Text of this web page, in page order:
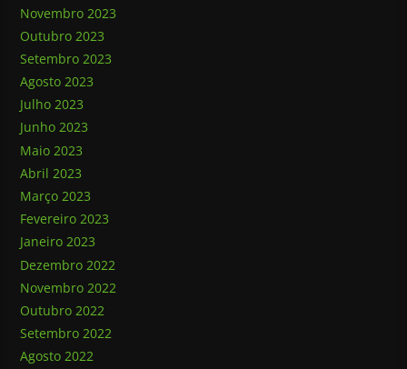
Novembro 2023
Outubro 2023
Setembro 2023
Agosto 2023
Julho 2023
Junho 2023
Maio 2023
Abril 2023
Março 2023
Fevereiro 2023
Janeiro 2023
Dezembro 2022
Novembro 2022
Outubro 2022
Setembro 2022
Agosto 2022